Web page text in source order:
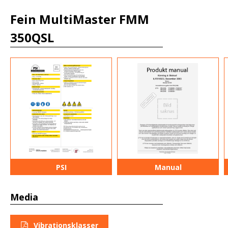
Fein MultiMaster FMM
350QSL
PSI Manual
Media
Vibrationsklasser